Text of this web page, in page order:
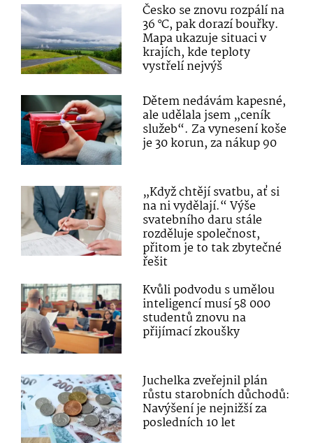
Česko se znovu rozpálí na
36 °C, pak dorazí bouřky.
Mapa ukazuje situaci v
krajích, kde teploty
vystřelí nejvýš
Dětem nedávám kapesné,
ale udělala jsem „ceník
služeb“. Za vynesení koše
je 30 korun, za nákup 90
„Když chtějí svatbu, ať si
na ni vydělají.“ Výše
svatebního daru stále
rozděluje společnost,
přitom je to tak zbytečné
řešit
Kvůli podvodu s umělou
inteligencí musí 58 000
studentů znovu na
přijímací zkoušky
Juchelka zveřejnil plán
růstu starobních důchodů:
Navýšení je nejnižší za
posledních 10 let